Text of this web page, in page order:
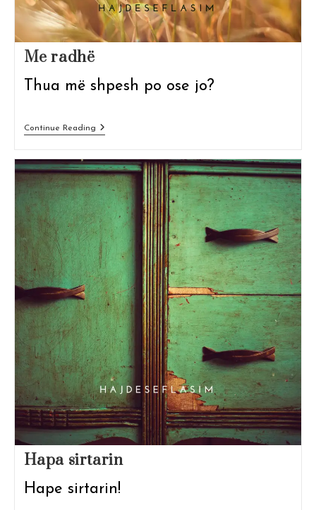
Me radhë
Thua më shpesh po ose jo?
Continue ReadingMe
Hapa sirtarin
Hape sirtarin!